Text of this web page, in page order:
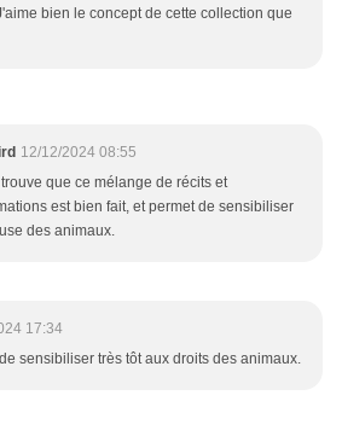
bien le concept de cette collection que
12/12/2024 08:55
que ce mélange de récits et
est bien fait, et permet de sensibiliser
des animaux.
17:34
sensibiliser très tôt aux droits des animaux.